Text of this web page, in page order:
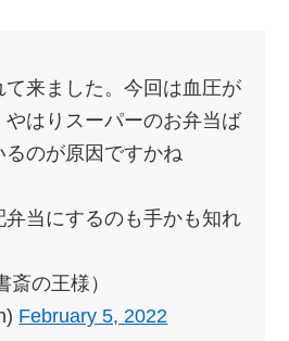
来ました。今回は血圧が
やはりスーパーのお弁当ば
のが原因ですかね
弁当にするのも手かも知れ
の王様）
February 5, 2022